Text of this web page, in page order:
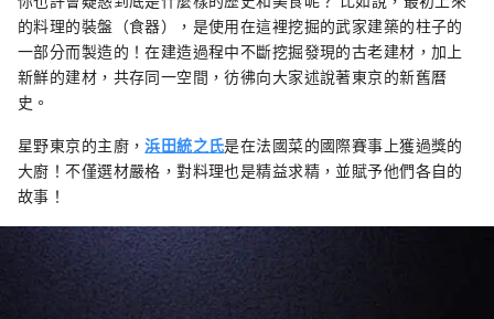
的料理的裝盤（食器），是使用在這裡挖掘的武家建築的柱子的
一部分而製造的！在建造過程中不斷挖掘發現的古老建材，加上
新鮮的建材，共存同一空間，彷彿向大家述說著東京的新舊曆
史。
星野東京的主廚，浜田統之氏是在法國菜的國際賽事上獲過獎的
大廚！不僅選材嚴格，對料理也是精益求精，並賦予他們各自的
故事！